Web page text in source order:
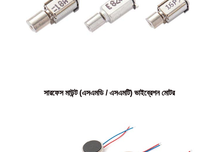
সারফেস মাউন্ট (এসএমডি / এসএমটি) ভাইব্রেশন মোটর